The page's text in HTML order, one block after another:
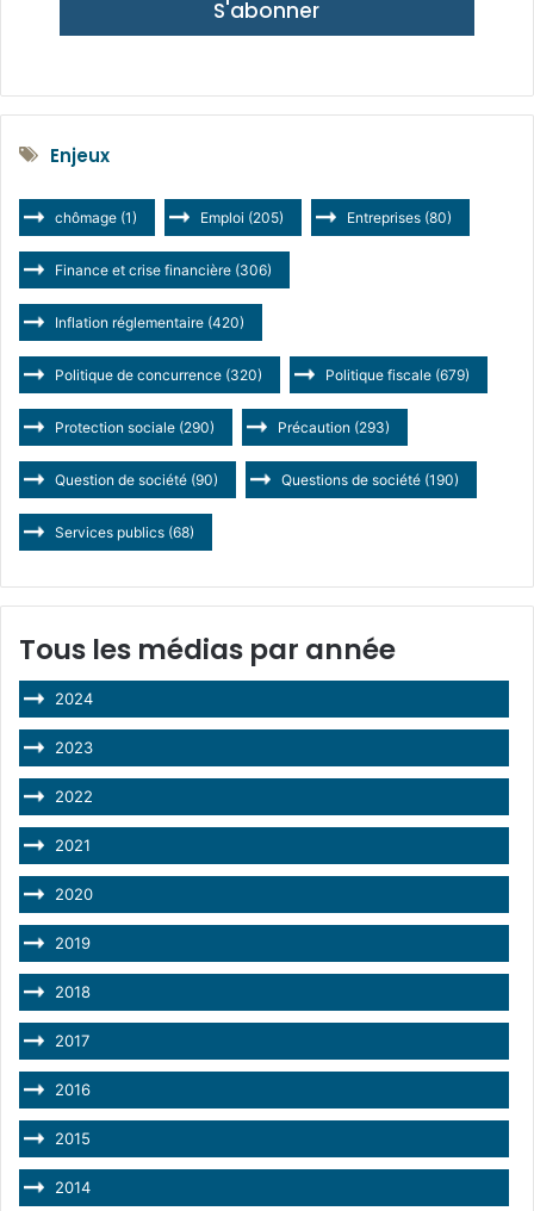
S'abonner
Enjeux
chômage (1) Emploi (205) Entreprises (80)
Finance et crise financière (306)
Inflation réglementaire (420)
Politique de concurrence (320) Politique fiscale (679)
Protection sociale (290) Précaution (293)
Question de société (90) Questions de société (190)
Services publics (68)
Tous les médias par année
2024
2023
2022
2021
2020
2019
2018
2017
2016
2015
2014